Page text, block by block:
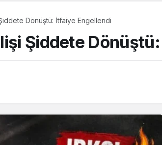
Dönüştü: İtfaiye Engellendi
Şiddete